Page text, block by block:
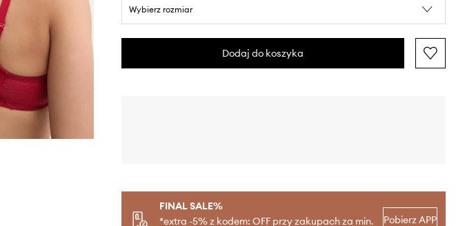
Wybierz rozmiar
Dodaj do koszyka
FINAL SALE%
*extra -5% z kodem: OFF przy zakupach za min.
Pobierz APP